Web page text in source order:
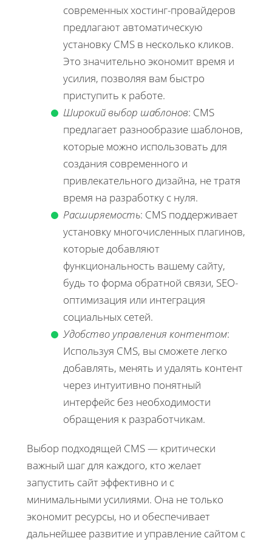
современных хостинг-провайдеров
предлагают автоматическую
установку CMS в несколько кликов.
Это значительно экономит время и
усилия, позволяя вам быстро
приступить к работе.
Широкий выбор шаблонов: CMS
предлагает разнообразие шаблонов,
которые можно использовать для
создания современного и
привлекательного дизайна, не тратя
время на разработку с нуля.
Расширяемость: CMS поддерживает
установку многочисленных плагинов,
которые добавляют
функциональность вашему сайту,
будь то форма обратной связи, SEO-
оптимизация или интеграция
социальных сетей.
Удобство управления контентом:
Используя CMS, вы сможете легко
добавлять, менять и удалять контент
через интуитивно понятный
интерфейс без необходимости
обращения к разработчикам.
Выбор подходящей CMS — критически
важный шаг для каждого, кто желает
запустить сайт эффективно и с
минимальными усилиями. Она не только
экономит ресурсы, но и обеспечивает
дальнейшее развитие и управление сайтом с